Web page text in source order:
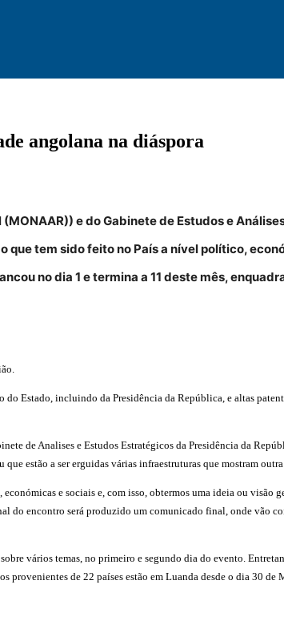
angolana na diáspora
e do Gabinete de Estudos e
tem sido feito no País a nível político,
no dia 1 e termina a 11 deste mês,
Estado, incluindo da Presidência da República, e altas
de Analises e Estudos Estratégicos da Presidência da
estão a ser erguidas várias infraestruturas que mostram
e sociais e, com isso, obtermos uma ideia ou visão
do encontro será produzido um comunicado final, onde vão
vários temas, no primeiro e segundo dia do evento.
de 22 países estão em Luanda desde o dia 30 de